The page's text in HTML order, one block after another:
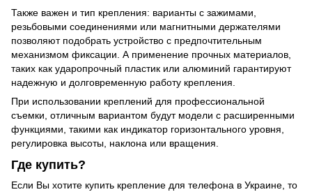
Также важен и тип крепления: варианты с зажимами,
резьбовыми соединениями или магнитными держателями
позволяют подобрать устройство с предпочтительным
механизмом фиксации. А применение прочных материалов,
таких как ударопрочный пластик или алюминий гарантируют
надежную и долговременную работу крепления.
При использовании креплений для профессиональной
съемки, отличным вариантом будут модели с расширенными
функциями, такими как индикатор горизонтального уровня,
регулировка высоты, наклона или вращения.
Где купить?
Если Вы хотите купить крепление для телефона в Украине, то